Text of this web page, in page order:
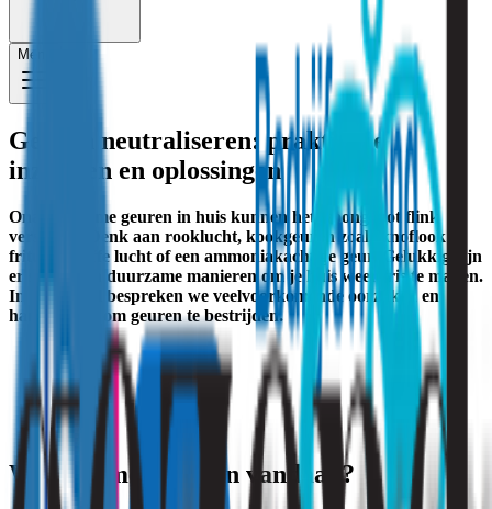
Menu
Geuren neutraliseren: praktische
inzichten en oplossingen
Onaangename geuren in huis kunnen het woongenot flink
verstoren. Denk aan rooklucht, kookgeuren zoals knoflook of
frituur, muffe lucht of een ammoniakachtige geur. Gelukkig zijn
er slimme en duurzame manieren om je huis weer fris te maken.
In dit artikel bespreken we veelvoorkomende oorzaken en
handige tips om geuren te bestrijden.
Waar komen geuren vandaan?